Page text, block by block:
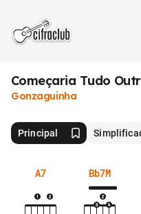
Começaria Tudo
Gonzaguinha
Principal
A7 Bb7M